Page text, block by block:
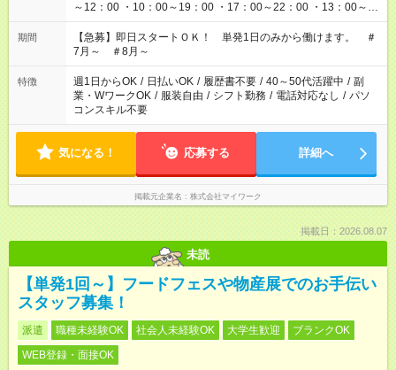
～12：00 ・10：00～19：00 ・17：00～22：00 ・13：00～
22：00 ・22：00～翌6：00 など
期間
【急募】即日スタートＯＫ！ 単発1日のみから働けます。 ＃
7月～ ＃8月～
特徴 週1日からOK / 日払いOK / 履歴書不要 / 40～50代活躍中 / 副
業・WワークOK / 服装自由 / シフト勤務 / 電話対応なし / パソ
コンスキル不要
気になる！ 応募する 詳細へ
掲載元企業名 株式会社マイワーク
掲載日：2026.08.07
未読
【単発1回～】フードフェスや物産展でのお手伝い
スタッフ募集！
派遣 職種未経験OK 社会人未経験OK 大学生歓迎
ブランクOK
WEB登録・面接OK